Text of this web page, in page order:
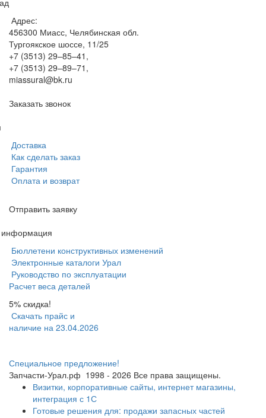
Адрес:
456300 Миасс, Челябинская обл.
Тургоякское шоссе, 11/25
+7 (3513) 29–85–41 ,
+7 (3513) 29–89–71 ,
miassural@bk.ru
Заказать звонок
Доставка
Как сделать заказ
Гарантия
Оплата и возврат
Отправить заявку
информация
Бюллетени конструктивных изменений
Электронные каталоги Урал
Руководство по эксплуатации
Расчет веса деталей
5% скидка!
Скачать прайс и
наличие на 23.04.2026
Специальное предложение!
Запчасти-Урал.рф 1998 - 2026 Все права защищены.
Визитки, корпоративные сайты, интернет магазины,
интеграция с 1С
Готовые решения для: продажи запасных частей